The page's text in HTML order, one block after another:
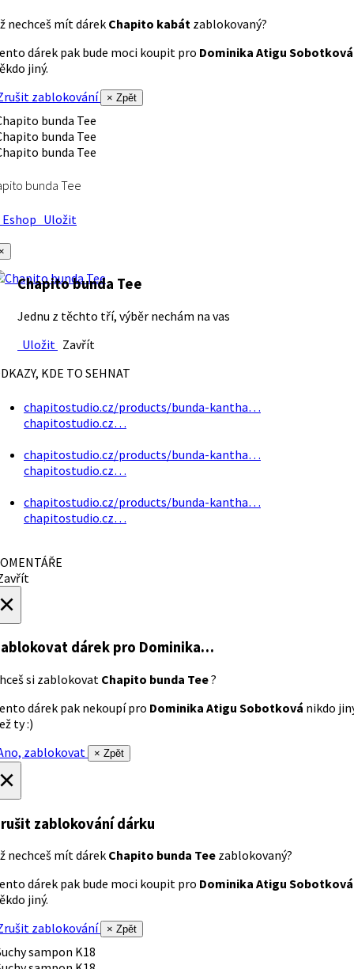
nechceš mít dárek Chapito kabát zablokovaný?
dárek pak bude moci koupit pro Dominika Atigu Sobotková
jiný.
zablokování
× Zpět
bunda Tee
Uložit
Chapito bunda Tee
Jednu z těchto tří, výběr nechám na vas
Uložit Zavřít
KDE TO SEHNAT
chapitostudio.cz/products/bunda-kantha…
chapitostudio.cz…
chapitostudio.cz/products/bunda-kantha…
chapitostudio.cz…
chapitostudio.cz/products/bunda-kantha…
chapitostudio.cz…
dárek pro Dominika…
si zablokovat Chapito bunda Tee?
dárek pak nekoupí pro Dominika Atigu Sobotková nikdo
ty :)
zablokovat
× Zpět
zablokování dárku
nechceš mít dárek Chapito bunda Tee zablokovaný?
dárek pak bude moci koupit pro Dominika Atigu Sobotková
jiný.
zablokování
× Zpět